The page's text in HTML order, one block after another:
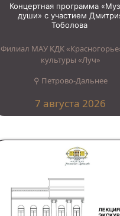
Концертная программа
души» с участием
Тоболова
Филиал МАУ КДК
культуры «Луч»
⚲ Петрово-Дальнее
7 августа 2026